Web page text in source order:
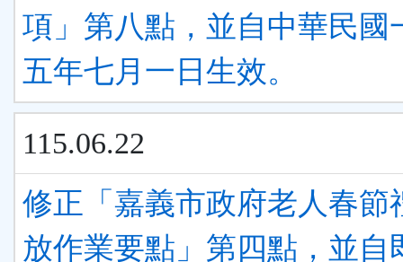
項」第八點，並自中華民國
五年七月一日生效。
115.06.22
修正「嘉義市政府老人春節
放作業要點」第四點，並自